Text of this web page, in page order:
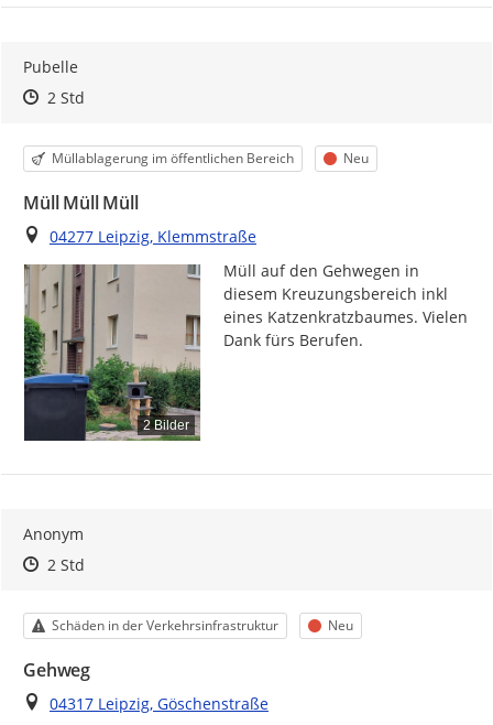
Pubelle
Zeitpunkt des Erstellens
Zeitpunkt des Erstellens
2 StdZur Äußerung
Kategorie
Müllablagerung im öffentlichen Bereich Status
Neu
Müll Müll Müll
Ort
04277 Leipzig, Klemmstraße
2 Bilder
Müll auf den Gehwegen in
diesem Kreuzungsbereich inkl
eines Katzenkratzbaumes. Vielen
Dank fürs Berufen.
Anonym
Zeitpunkt des Erstellens
Zeitpunkt des Erstellens
2 StdZur Äußerung
Kategorie
Schäden in der Verkehrsinfrastruktur Status
Neu
Gehweg
Ort
04317 Leipzig, Göschenstraße